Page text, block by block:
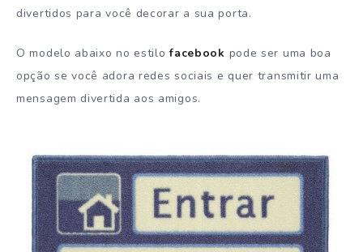
divertidos para você decorar a sua porta.
O modelo abaixo no estilofacebook pode ser uma boa
opção se você adora redes sociais e quer transmitir uma
mensagem divertida aos amigos.